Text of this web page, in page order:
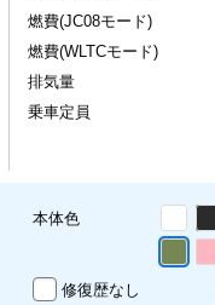
燃費(JC08モード)
燃費(WLTCモード)
排気量
乗車定員
本体色
修復歴なし